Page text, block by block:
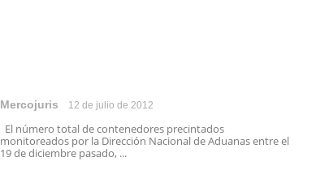
Mercojuris 12 de julio de 2012
El número total de contenedores precintados
monitoreados por la Dirección Nacional de Aduanas entre el
19 de diciembre pasado, ...